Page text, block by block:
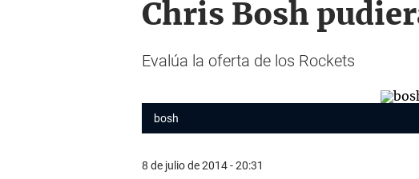
Chris Bosh
Evalúa la oferta de los Rockets
bosh
8 de julio de 2014 - 20:31